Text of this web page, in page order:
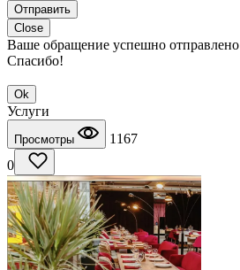
Отправить
Close
Ваше обращение успешно
Спасибо!
Ok
Услуги
Просмотры
1167
0